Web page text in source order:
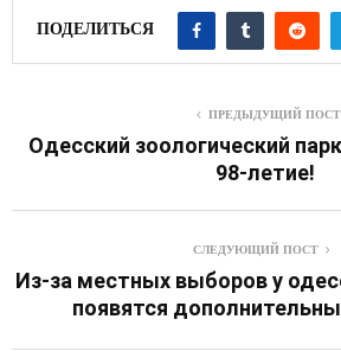
ПОДЕЛИТЬСЯ
ПРЕДЫДУЩИЙ ПОСТ
Одесский зоологический
98-летие!
СЛЕДУЮЩИЙ ПОСТ
Из-за местных выборов у
появятся